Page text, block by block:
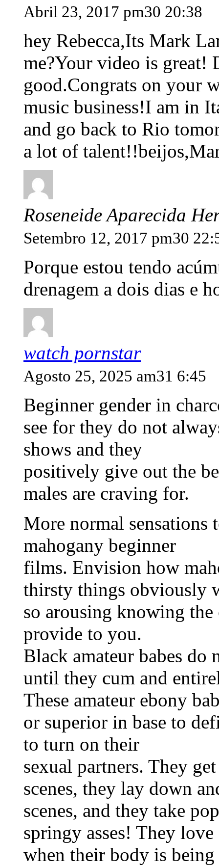
Abril 23, 2017 pm30 20:38
hey Rebecca,Its Mark
me?Your video is great!
good.Congrats on your
music business!I am in
and go back to Rio
a lot of
Roseneide Aparecida
Setembro 12, 2017 pm30
Porque estou tendo
drenagem a dois dias e
watch pornstar
Agosto 25, 2025 am31 6:45
Beginner gender in
see for they do not
shows and they
positively give out the
males are craving for.
More normal sensations
mahogany beginner
films. Envision how
thirsty things obviously
so arousing knowing
provide to you.
Black amateur babes
until they cum and
These amateur ebony
or superior in base to
to turn on their
sexual partners. They
scenes, they lay down
scenes, and they take
springy asses! They
when their body is